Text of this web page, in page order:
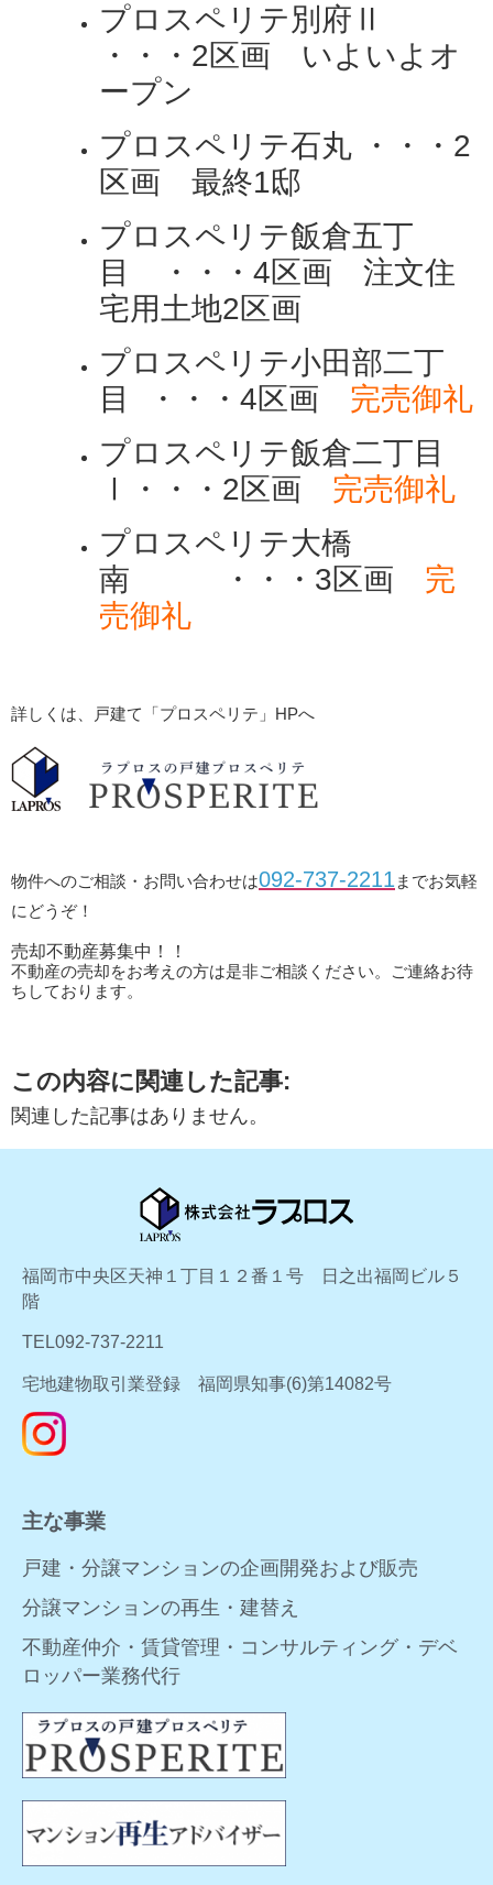
プロスペリテ別府Ⅱ
・・・2区画 いよいよオ
ープン
プロスペリテ石丸 ・・・2
区画 最終1邸
プロスペリテ飯倉五丁
目 ・・・4区画 注文住
宅用土地2区画
プロスペリテ小田部二丁
目 ・・・4区画 完売御礼
プロスペリテ飯倉二丁目
Ⅰ・・・2区画 完売御礼
プロスペリテ大橋
南 ・・・3区画 完
売御礼
詳しくは、戸建て「プロスペリテ」HPへ
物件へのご相談・お問い合わせは092-737-2211 までお気軽
にどうぞ！
売却不動産募集中！！
不動産の売却をお考えの方は是非ご相談ください。ご連絡お待
ちしております。
この内容に関連した記事:
関連した記事はありません。
福岡市中央区天神１丁目１２番１号 日之出福岡ビル５
階
TEL092-737-2211
宅地建物取引業登録 福岡県知事(6)第14082号
主な事業
戸建・分譲マンションの企画開発および販売
分譲マンションの再生・建替え
不動産仲介・賃貸管理・コンサルティング・デベ
ロッパー業務代行